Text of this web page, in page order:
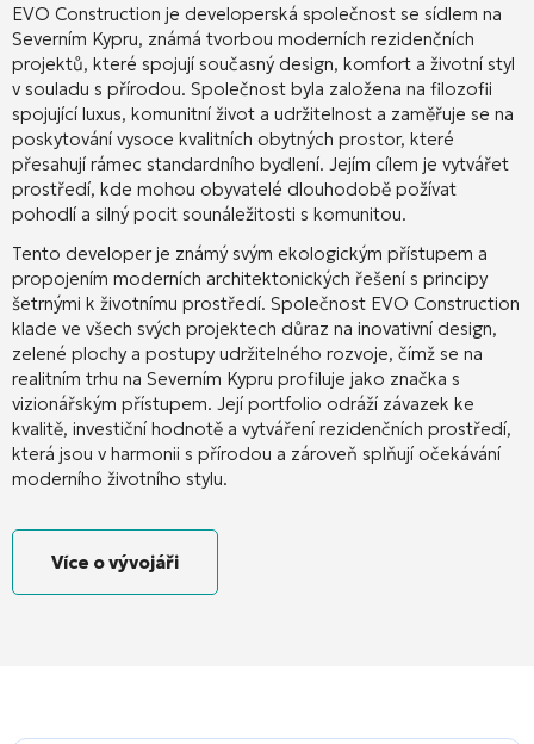
EVO Construction je developerská společnost se sídlem na
Severním Kypru, známá tvorbou moderních rezidenčních
projektů, které spojují současný design, komfort a životní styl
v souladu s přírodou. Společnost byla založena na filozofii
spojující luxus, komunitní život a udržitelnost a zaměřuje se na
poskytování vysoce kvalitních obytných prostor, které
přesahují rámec standardního bydlení. Jejím cílem je vytvářet
prostředí, kde mohou obyvatelé dlouhodobě požívat
pohodlí a silný pocit sounáležitosti s komunitou.
Tento developer je známý svým ekologickým přístupem a
propojením moderních architektonických řešení s principy
šetrnými k životnímu prostředí. Společnost EVO Construction
klade ve všech svých projektech důraz na inovativní design,
zelené plochy a postupy udržitelného rozvoje, čímž se na
realitním trhu na Severním Kypru profiluje jako značka s
vizionářským přístupem. Její portfolio odráží závazek ke
kvalitě, investiční hodnotě a vytváření rezidenčních prostředí,
která jsou v harmonii s přírodou a zároveň splňují očekávání
moderního životního stylu.
Více o vývojáři